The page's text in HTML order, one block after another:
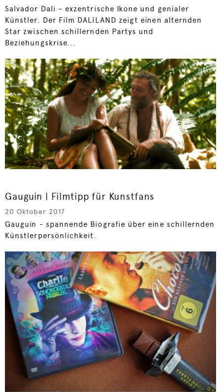
Salvador Dali – exzentrische Ikone und genialer
Künstler. Der Film DALíLAND zeigt einen alternden
Star zwischen schillernden Partys und
Beziehungskrise...
Gauguin | Filmtipp für Kunstfans
20 Oktober 2017
Gauguin - spannende Biografie über eine schillernden
Künstlerpersönlichkeit.